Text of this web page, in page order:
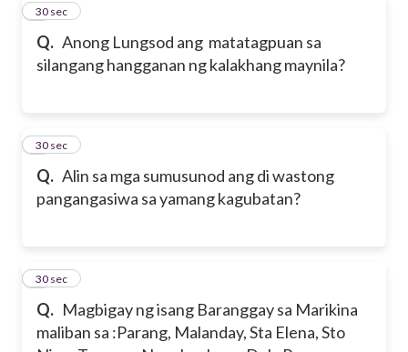
Q. Anong Lungsod ang matatagpuan sa
silangang hangganan ng kalakhang maynila?
5
30 sec
Q. Alin sa mga sumusunod ang di wastong
pangangasiwa sa yamang kagubatan?
6
30 sec
Q. Magbigay ng isang Baranggay sa Marikina
maliban sa :Parang, Malanday, Sta Elena, Sto
7
30 sec